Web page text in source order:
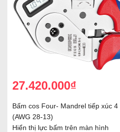
27.420.000₫
Bấm cos Four- Mandrel tiếp xúc
(AWG 28-13)
Hiển thị lực bấm trên màn hình